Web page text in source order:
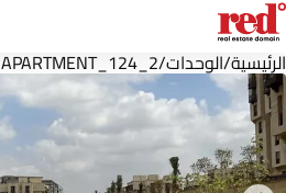
الرئيسية/الوحدات/
APARTMENT_124_2